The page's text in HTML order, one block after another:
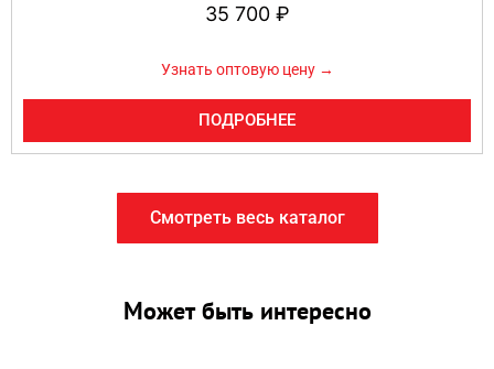
35 700 ₽
Узнать оптовую цену →
ПОДРОБНЕЕ
Смотреть весь каталог
Может быть интересно